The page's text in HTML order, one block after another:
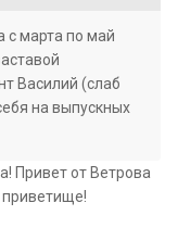
с марта по май
Василий (слаб
на выпускных
Привет от Ветрова